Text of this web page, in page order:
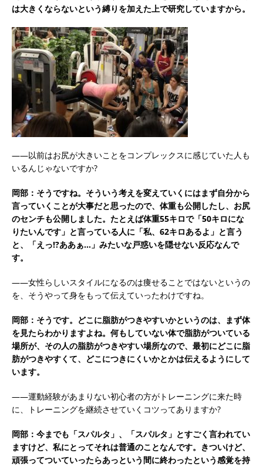
は大きくならないという縛りを加えた上で研究していますから。
――以前はお尻が大きいことをコンプレックスに感じていた人も
いるんじゃないですか?
岡部：そうですね。そういう考えを変えていくにはまず自分から
言っていくことが大事だと思ったので、体重も公開したし、お尻
のセンチも公開しました。たとえば体重55キロで「50キロにな
りたいんです」と言っている人に「私、62キロあるよ」と言う
と、「えっ!?ああぁ…」みたいな戸惑いを隠せない反応なんで
す。
――女性らしいスタイルになるのは痩せることではないというの
を、そうやって身をもって伝えていったわけですね。
岡部：そうです。どこに脂肪がつきやすいかというのは、まず体
を見たらわかりますよね。何もしていない体で脂肪がついている
場所が、その人の脂肪がつきやすい場所なので、最初にどこに脂
肪がつきやすくて、どこにつきにくいかとかは伝えるようにして
います。
――運動経験があまりない初心者の方がトレーニングに来た時
に、トレーニングを継続させていくコツってありますか?
岡部：今までも「スパルタ」、「スパルタ」とすごく言われてい
ますけど、私にとってそれは普通のことなんです。きついけど、
頑張ってついていったらあっという間に終わったという感覚を持